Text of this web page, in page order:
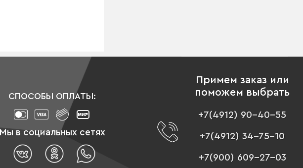
СПОСОБЫ ОПЛАТЫ:
Мы в социальных сетях
Примем заказ или
поможем выбрать
+7(4912) 90-40-55
+7(4912) 34-75-10
+7(900) 609-27-03